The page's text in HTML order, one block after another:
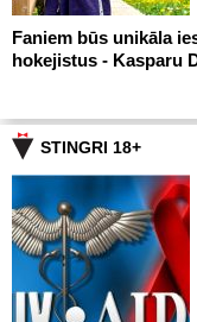
Faniem būs unikāla
hokejistus - Kasparu
STINGRI 18+